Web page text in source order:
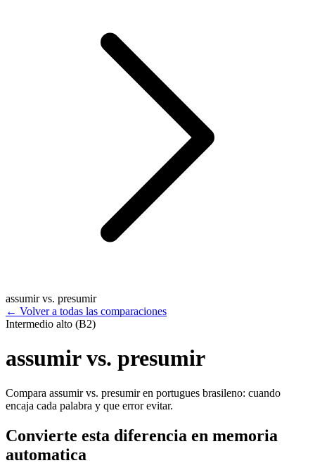
assumir vs. presumir
← Volver a todas las comparaciones
Intermedio alto (B2)
assumir vs. presumir
Compara assumir vs. presumir en portugues brasileno: cuando
encaja cada palabra y que error evitar.
Convierte esta diferencia en memoria
automatica